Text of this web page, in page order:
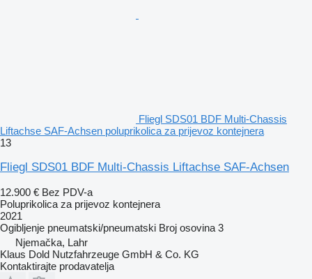
Fliegl SDS01 BDF Multi-Chassis
Liftachse SAF-Achsen poluprikolica za prijevoz kontejnera
13
Fliegl SDS01 BDF Multi-Chassis Liftachse SAF-Achsen
12.900 € Bez PDV-a
Poluprikolica za prijevoz kontejnera
2021
Ogibljenje pneumatski/pneumatski Broj osovina 3
Njemačka, Lahr
Klaus Dold Nutzfahrzeuge GmbH & Co. KG
Kontaktirajte prodavatelja